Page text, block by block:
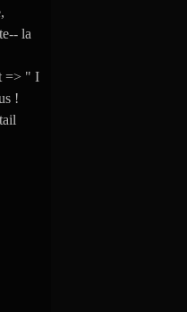
la
=> " I
!